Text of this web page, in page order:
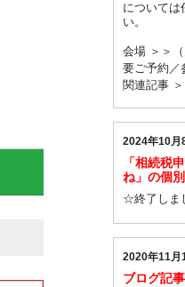
については
い。
会場 ＞＞（
要ご予約／
関連記事 ＞
2024年10月
「相続税
ね」の個
☆終了しま
2020年11月
ブログ記